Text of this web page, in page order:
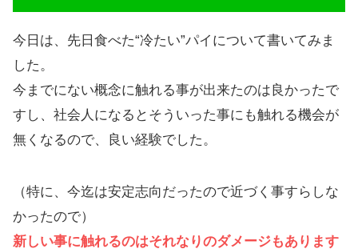
今日は、先日食べた“冷たい”パイについて書いてみま
した。
今までにない概念に触れる事が出来たのは良かったで
すし、社会人になるとそういった事にも触れる機会が
無くなるので、良い経験でした。
（特に、今迄は安定志向だったので近づく事すらしな
かったので）
新しい事に触れるのはそれなりのダメージもあります